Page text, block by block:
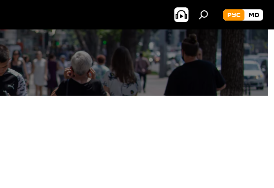
РУС MD